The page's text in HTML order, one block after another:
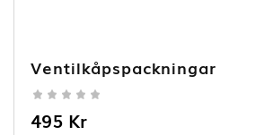
Ventilkåpspackningar
0.00
495 Kr